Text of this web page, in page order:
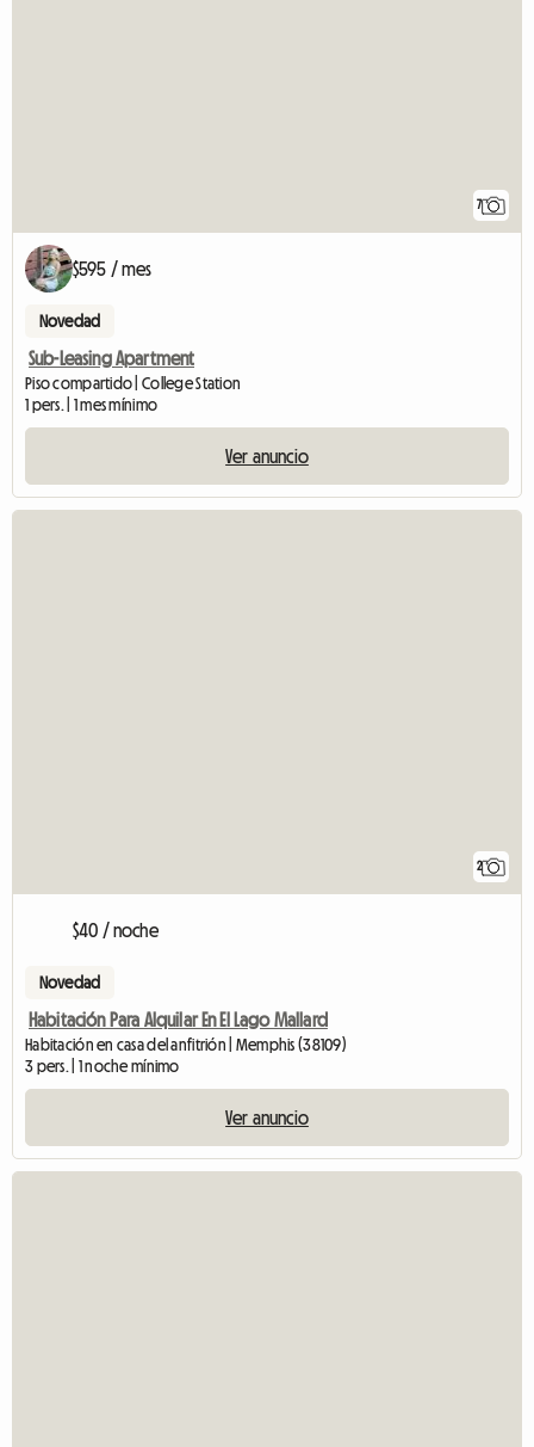
7
$595 / mes
Novedad
Sub-Leasing Apartment
Piso compartido | College Station
1 pers. | 1 mes mínimo
Ver anuncio
2
$40 / noche
Novedad
Habitación Para Alquilar En El Lago Mallard
Habitación en casa del anfitrión | Memphis (38109)
3 pers. | 1 noche mínimo
Ver anuncio